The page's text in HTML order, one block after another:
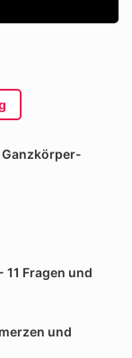
Fragen und
und